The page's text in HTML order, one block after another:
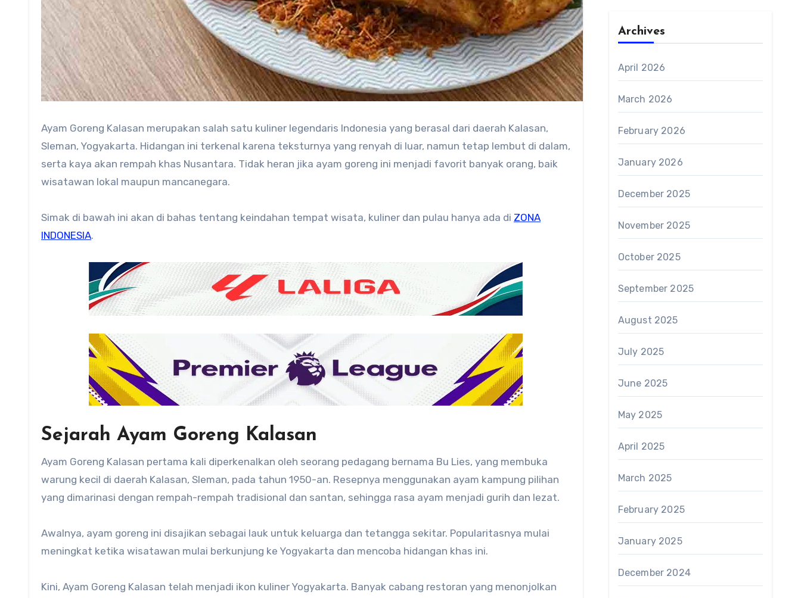
Ayam Goreng Kalasan merupakan salah satu kuliner legendaris Indonesia yang berasal dari daerah Kalasan,
Sleman, Yogyakarta. Hidangan ini terkenal karena teksturnya yang renyah di luar, namun tetap lembut di dalam,
serta kaya akan rempah khas Nusantara. Tidak heran jika ayam goreng ini menjadi favorit banyak orang, baik
wisatawan lokal maupun mancanegara.
Simak di bawah ini akan di bahas tentang keindahan tempat wisata, kuliner dan pulau hanya ada di ZONA
INDONESIA.
Sejarah Ayam Goreng Kalasan
Ayam Goreng Kalasan pertama kali diperkenalkan oleh seorang pedagang bernama Bu Lies, yang membuka
warung kecil di daerah Kalasan, Sleman, pada tahun 1950-an. Resepnya menggunakan ayam kampung pilihan
yang dimarinasi dengan rempah-rempah tradisional dan santan, sehingga rasa ayam menjadi gurih dan lezat.
Awalnya, ayam goreng ini disajikan sebagai lauk untuk keluarga dan tetangga sekitar. Popularitasnya mulai
meningkat ketika wisatawan mulai berkunjung ke Yogyakarta dan mencoba hidangan khas ini.
Kini, Ayam Goreng Kalasan telah menjadi ikon kuliner Yogyakarta. Banyak cabang restoran yang menonjolkan
Archives
April 2026
March 2026
February 2026
January 2026
December 2025
November 2025
October 2025
September 2025
August 2025
July 2025
June 2025
May 2025
April 2025
March 2025
February 2025
January 2025
December 2024